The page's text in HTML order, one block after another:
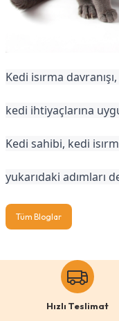
Kedi isırma
kedi ihtiyaçlarına
Kedi sahibi, kedi
yukarıdaki adımları
Tüm Bloglar
Hızlı Teslimat